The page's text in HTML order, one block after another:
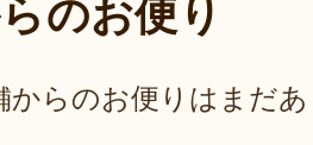
のお便り
からのお便りはまだ